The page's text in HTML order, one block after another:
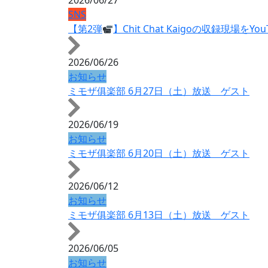
SNS
【第2弾
】Chit Chat Kaigoの収録現場を
2026/06/26
お知らせ
ミモザ俱楽部 6月27日（土）放送 ゲスト
2026/06/19
お知らせ
ミモザ俱楽部 6月20日（土）放送 ゲスト
2026/06/12
お知らせ
ミモザ俱楽部 6月13日（土）放送 ゲスト
2026/06/05
お知らせ